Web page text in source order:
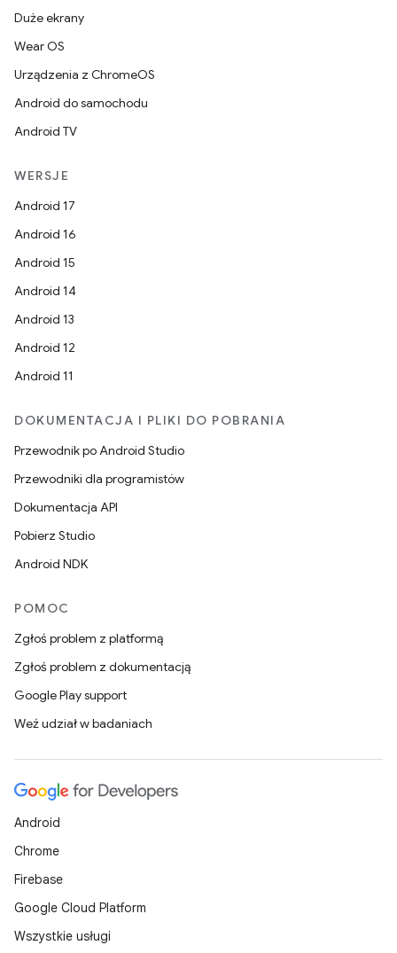
Duże ekrany
Wear OS
Urządzenia z ChromeOS
Android do samochodu
Android TV
WERSJE
Android 17
Android 16
Android 15
Android 14
Android 13
Android 12
Android 11
DOKUMENTACJA I PLIKI DO POBRANIA
Przewodnik po Android Studio
Przewodniki dla programistów
Dokumentacja API
Pobierz Studio
Android NDK
POMOC
Zgłoś problem z platformą
Zgłoś problem z dokumentacją
Google Play support
Weź udział w badaniach
Android
Chrome
Firebase
Google Cloud Platform
Wszystkie usługi